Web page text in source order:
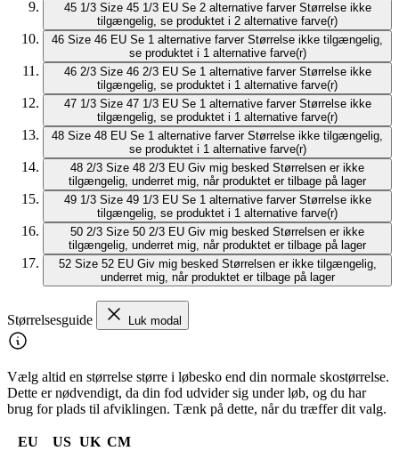
45 1/3 Size 45 1/3 EU Se 2 alternative farver Størrelse ikke
tilgængelig, se produktet i 2 alternative farve(r)
46 Size 46 EU Se 1 alternative farver Størrelse ikke tilgængelig,
se produktet i 1 alternative farve(r)
46 2/3 Size 46 2/3 EU Se 1 alternative farver Størrelse ikke
tilgængelig, se produktet i 1 alternative farve(r)
47 1/3 Size 47 1/3 EU Se 1 alternative farver Størrelse ikke
tilgængelig, se produktet i 1 alternative farve(r)
48 Size 48 EU Se 1 alternative farver Størrelse ikke tilgængelig,
se produktet i 1 alternative farve(r)
48 2/3 Size 48 2/3 EU Giv mig besked Størrelsen er ikke
tilgængelig, underret mig, når produktet er tilbage på lager
49 1/3 Size 49 1/3 EU Se 1 alternative farver Størrelse ikke
tilgængelig, se produktet i 1 alternative farve(r)
50 2/3 Size 50 2/3 EU Giv mig besked Størrelsen er ikke
tilgængelig, underret mig, når produktet er tilbage på lager
52 Size 52 EU Giv mig besked Størrelsen er ikke tilgængelig,
underret mig, når produktet er tilbage på lager
Størrelsesguide Luk modal
Vælg altid en størrelse større i løbesko end din normale skostørrelse.
Dette er nødvendigt, da din fod udvider sig under løb, og du har
brug for plads til afviklingen. Tænk på dette, når du træffer dit valg.
EU US UK CM